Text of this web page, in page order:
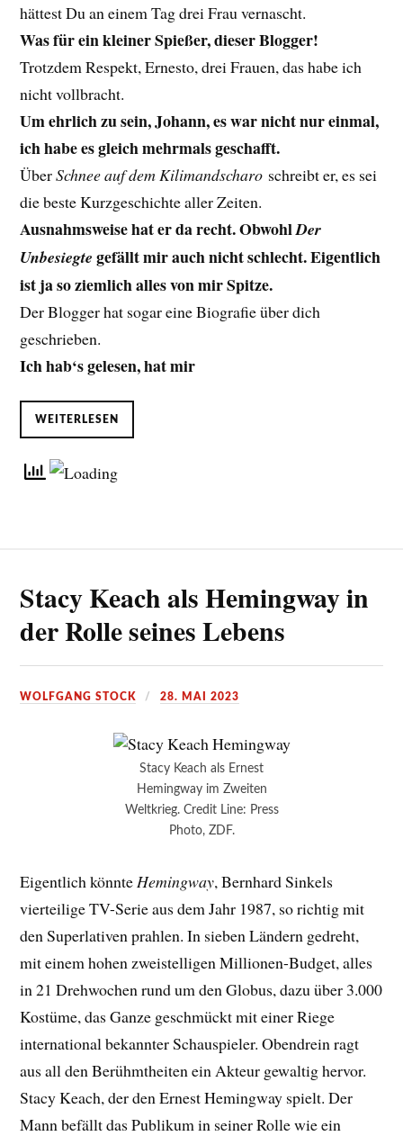
hättest Du an einem Tag drei Frau vernascht.
Was für ein kleiner Spießer, dieser Blogger!
Trotzdem Respekt, Ernesto, drei Frauen, das habe ich
nicht vollbracht.
Um ehrlich zu sein, Johann, es war nicht nur einmal,
ich habe es gleich mehrmals geschafft.
ÜberSchnee auf dem Kilimandscharo schreibt er, es sei
die beste Kurzgeschichte aller Zeiten.
Ausnahmsweise hat er da recht. ObwohlDer
Unbesiegte gefällt mir auch nicht schlecht. Eigentlich
ist ja so ziemlich alles von mir Spitze.
Der Blogger hat sogar eine Biografie über dich
geschrieben.
Ich hab‘s gelesen, hat mir
WEITERLESEN
Stacy Keach als Hemingway in
der Rolle seines Lebens
WOLFGANG STOCK 28. MAI 2023
Stacy Keach als Ernest
Hemingway im Zweiten
Weltkrieg. Credit Line: Press
Photo, ZDF.
Eigentlich könnteHemingway, Bernhard Sinkels
vierteilige TV-Serie aus dem Jahr 1987, so richtig mit
den Superlativen prahlen. In sieben Ländern gedreht,
mit einem hohen zweistelligen Millionen-Budget, alles
in 21 Drehwochen rund um den Globus, dazu über 3.000
Kostüme, das Ganze geschmückt mit einer Riege
international bekannter Schauspieler. Obendrein ragt
aus all den Berühmtheiten ein Akteur gewaltig hervor.
Stacy Keach, der den Ernest Hemingway spielt. Der
Mann befällt das Publikum in seiner Rolle wie ein